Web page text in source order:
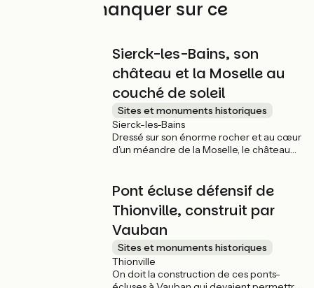
À ne pas manquer sur ce
Sierck-les-Bains, son
château et la Moselle au
couché de soleil
Sites et monuments historiques
Sierck-les-Bains
Dressé sur son énorme rocher et au cœur
d'un méandre de la Moselle, le château
qui reste dans un état bien conservé.
Outre la visite du château, le point de vue
sur la Moselle est incontournable surtout
au moment du coucher du soleil.
Pont écluse défensif de
Thionville, construit par
Vauban
Sites et monuments historiques
Thionville
On doit la construction de ces ponts-